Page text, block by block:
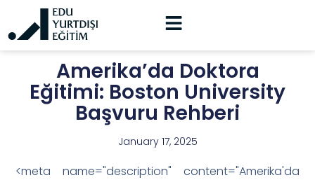
Amerika’da Doktora
Eğitimi: Boston University
Başvuru Rehberi
January 17, 2025
<meta name="description" content="Amerika'da